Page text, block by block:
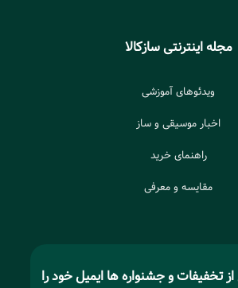
مجله اینترنتی سازکالا
ویدئوهای آموزشی
اخبار موسیقی و ساز
راهنمای خرید
مقایسه و معرفی
تخفیفات و جشنواره ها ایمیل خود را